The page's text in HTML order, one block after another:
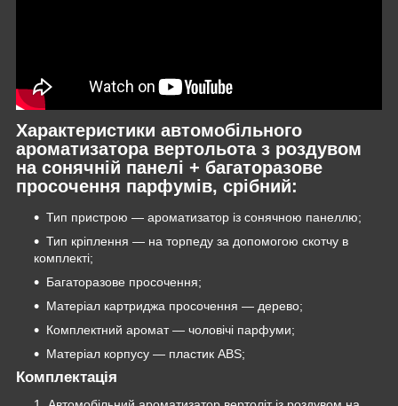
Характеристики автомобільного
ароматизатора вертольота з роздувом
на сонячній панелі + багаторазове
просочення парфумів, срібний:
Тип пристрою — ароматизатор із сонячною панеллю;
Тип кріплення — на торпеду за допомогою скотчу в
комплекті;
Багаторазове просочення;
Матеріал картриджа просочення — дерево;
Комплектний аромат — чоловічі парфуми;
Матеріал корпусу — пластик ABS;
Комплектація